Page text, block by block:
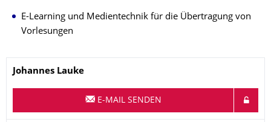
E-Learning und Medientechnik für die Übertragung von
Vorlesungen
Name
Johannes Lauke
E-MAIL SENDEN